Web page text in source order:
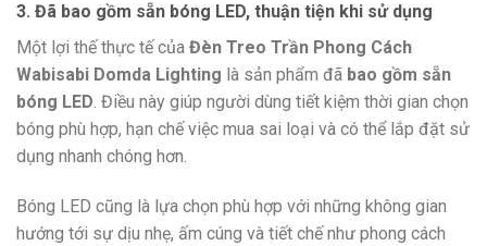
3. Đã bao gồm sẵn bóng LED, thuận tiện khi sử dụng
Một lợi thế thực tế của Đèn Treo Trần Phong Cách
Wabisabi Domda Lighting là sản phẩm đã bao gồm sẵn
bóng LED. Điều này giúp người dùng tiết kiệm thời gian chọn
bóng phù hợp, hạn chế việc mua sai loại và có thể lắp đặt sử
dụng nhanh chóng hơn.
Bóng LED cũng là lựa chọn phù hợp với những không gian
hướng tới sự dịu nhẹ, ấm cúng và tiết chế như phong cách